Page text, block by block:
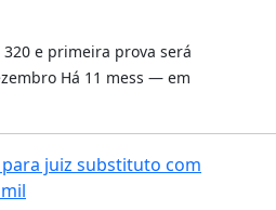
320 e primeira prova será
Há 11 mess — em